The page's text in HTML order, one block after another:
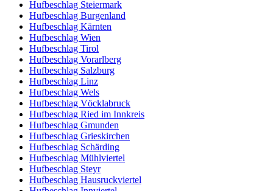
Hufbeschlag Steiermark
Hufbeschlag Burgenland
Hufbeschlag Kärnten
Hufbeschlag Wien
Hufbeschlag Tirol
Hufbeschlag Vorarlberg
Hufbeschlag Salzburg
Hufbeschlag Linz
Hufbeschlag Wels
Hufbeschlag Vöcklabruck
Hufbeschlag Ried im Innkreis
Hufbeschlag Gmunden
Hufbeschlag Grieskirchen
Hufbeschlag Schärding
Hufbeschlag Mühlviertel
Hufbeschlag Steyr
Hufbeschlag Hausruckviertel